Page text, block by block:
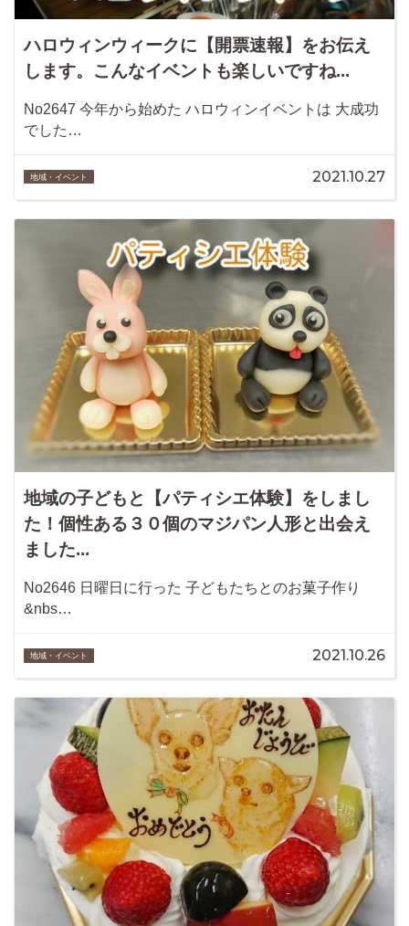
ハロウィンウィークに【開票速報】をお伝え
します。こんなイベントも楽しいですね...
No2647 今年から始めた ハロウィンイベントは 大成功
でした…
地域・イベント 2021.10.27
地域の子どもと【パティシエ体験】をしまし
た！個性ある３０個のマジパン人形と出会え
ました...
No2646 日曜日に行った 子どもたちとのお菓子作り
&nbs…
地域・イベント 2021.10.26